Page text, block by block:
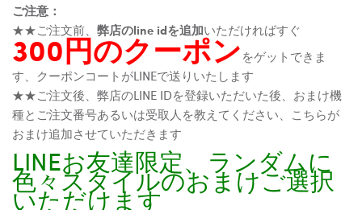
ご注意：
★★ご注文前、 弊店のline idを追加いただければすぐ
300円のクーポンをゲットできま
す、クーポンコートがLINEで送りいたします
★★ご注文後、弊店のLINE IDを登録いただいた後、おまけ機
種とご注文番号あるいは受取人を教えてください、こちらが
おまけ追加させていただきます
LINEお友達限定、ランダムに
色々スタイルのおまけご選択
いただけます